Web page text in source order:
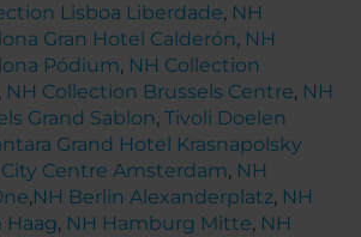
Lisboa Liberdade, NH
Gran Hotel Calderón, NH
Pódium, NH Collection
, NH Collection Brussels Centre, NH
Grand Sablon, Tivoli Doelen
Grand Hotel Krasnapolsky
City Centre Amsterdam, NH
,NH Berlin Alexanderplatz, NH
Haag, NH Hamburg Mitte, NH